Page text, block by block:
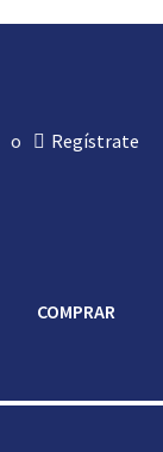
o
Regístrate
COMPRAR